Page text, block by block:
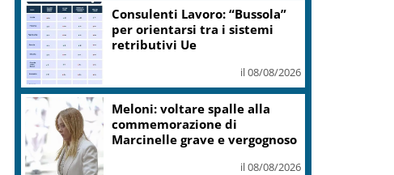
Consulenti Lavoro: “Bussola”
per orientarsi tra i sistemi
retributivi Ue
il 08/08/2026
Meloni: voltare spalle alla
commemorazione di
Marcinelle grave e vergognoso
il 08/08/2026